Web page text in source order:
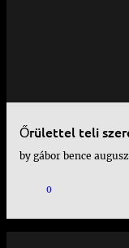
Őrülettel teli
by gábor bence
0